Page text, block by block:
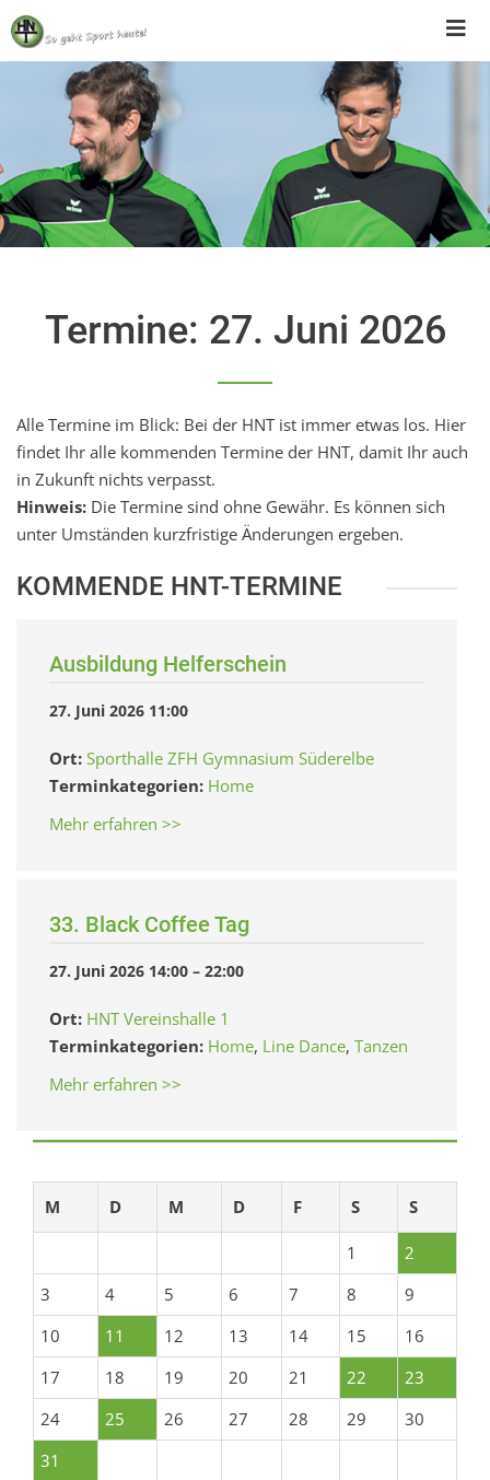
Skip
to
content
Termine: 27. Juni 2026
Alle Termine im Blick: Bei der HNT ist immer etwas los. Hier
findet Ihr alle kommenden Termine der HNT, damit Ihr auch
in Zukunft nichts verpasst.
Hinweis: Die Termine sind ohne Gewähr. Es können sich
unter Umständen kurzfristige Änderungen ergeben.
KOMMENDE HNT-TERMINE
Ausbildung Helferschein
27. Juni 2026 11:00
Ort: Sporthalle ZFH Gymnasium Süderelbe
Terminkategorien: Home
Mehr erfahren >>
33. Black Coffee Tag
27. Juni 2026 14:00 – 22:00
Ort: HNT Vereinshalle 1
Terminkategorien: Home, Line Dance, Tanzen
Mehr erfahren >>
M D M D F S S
1
2
3
4 5 6 7 8
9
10
11 12 13 14 15
16
17
18 19 20 21 22
23
24
25 26 27 28 29
30
31